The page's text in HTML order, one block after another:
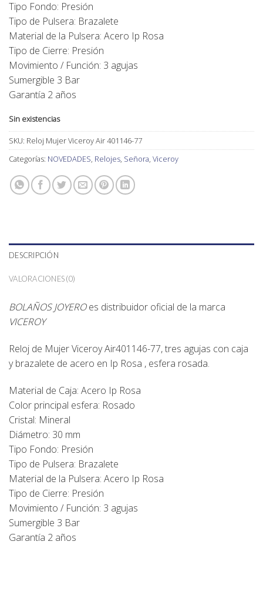
Tipo Fondo: Presión
Tipo de Pulsera: Brazalete
Material de la Pulsera: Acero Ip Rosa
Tipo de Cierre: Presión
Movimiento / Función: 3 agujas
Sumergible 3 Bar
Garantía 2 años
Sin existencias
SKU: Reloj Mujer Viceroy Air 401146-77
Categorías: NOVEDADES, Relojes, Señora, Viceroy
DESCRIPCIÓN
VALORACIONES (0)
BOLAÑOS JOYEROes distribuidor oficial de la marca
VICEROY
Reloj de Mujer Viceroy Air401146-77, tres agujas con caja
y brazalete de acero en Ip Rosa , esfera rosada.
Material de Caja: Acero Ip Rosa
Color principal esfera: Rosado
Cristal: Mineral
Diámetro: 30 mm
Tipo Fondo: Presión
Tipo de Pulsera: Brazalete
Material de la Pulsera: Acero Ip Rosa
Tipo de Cierre: Presión
Movimiento / Función: 3 agujas
Sumergible 3 Bar
Garantía 2 años